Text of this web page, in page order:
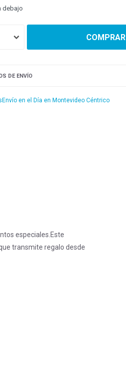
debajo
COMPRAR
DE ENVÍO
Envío en el Día en Montevideo Céntrico
especiales.Este
transmite regalo desde